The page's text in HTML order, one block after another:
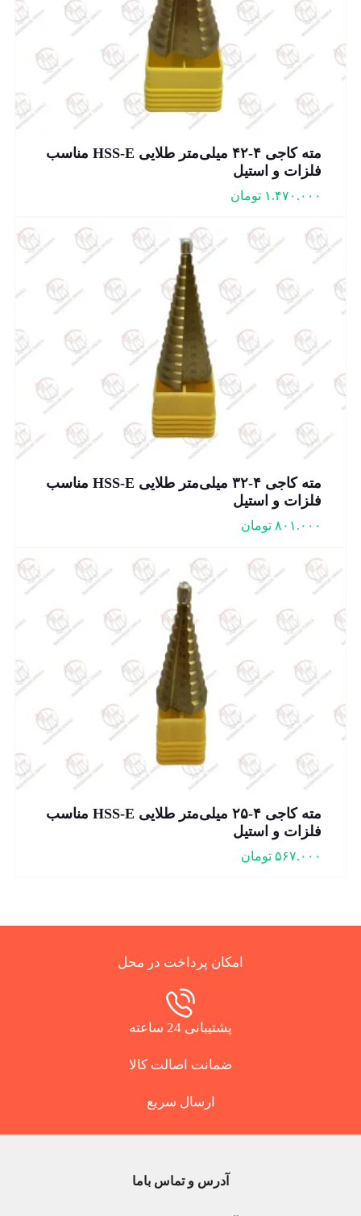
مته کاجی ۴-۴۲ میلی‌متر طلایی HSS-E مناسب
فلزات و استیل
۱.۴۷۰.۰۰۰ تومان
مته کاجی ۴-۳۲ میلی‌متر طلایی HSS-E مناسب
فلزات و استیل
۸۰۱.۰۰۰ تومان
مته کاجی ۴-۲۵ میلی‌متر طلایی HSS-E مناسب
فلزات و استیل
۵۶۷.۰۰۰ تومان
امکان پرداخت در محل
پشتیبانی 24 ساعته
ضمانت اصالت کالا
ارسال سریع
آدرس و تماس باما